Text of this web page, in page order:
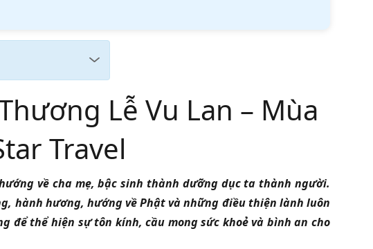
Lễ Vu Lan – Mùa
Travel
về cha mẹ, bậc sinh thành dưỡng dục ta thành người.
hành hương, hướng về Phật và những điều thiện lành luôn
thể hiện sự tôn kính, cầu mong sức khoẻ và bình an cho